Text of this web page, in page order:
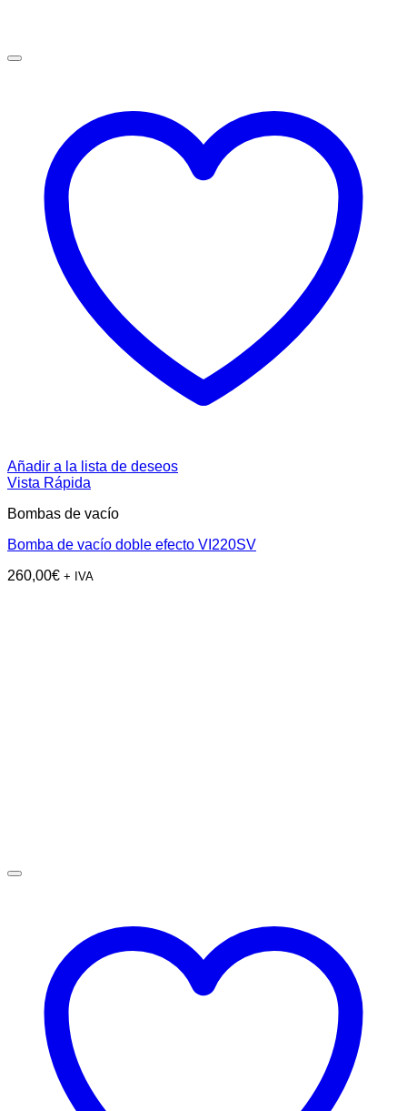
Añadir a la lista de deseos
Vista Rápida
Bombas de vacío
Bomba de vacío doble efecto VI220SV
260,00€ + IVA